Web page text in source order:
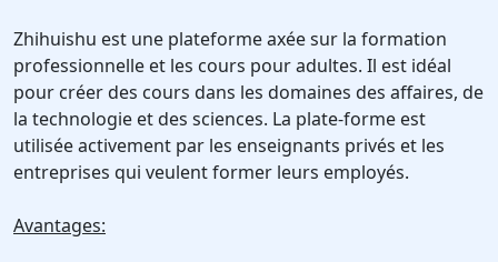
Zhihuishu est une plateforme axée sur la formation
professionnelle et les cours pour adultes. Il est idéal
pour créer des cours dans les domaines des affaires, de
la technologie et des sciences. La plate-forme est
utilisée activement par les enseignants privés et les
entreprises qui veulent former leurs employés.
Avantages: